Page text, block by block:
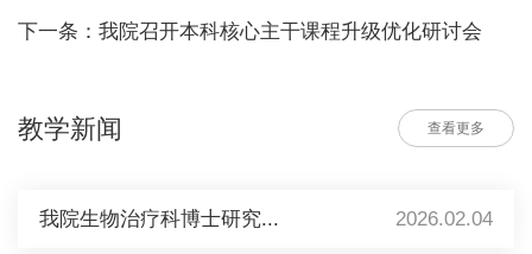
下一条：我院召开本科核心主干课程升级优化研讨会
教学新闻 查看更多
我院生物治疗科博士研究... 2026.02.04